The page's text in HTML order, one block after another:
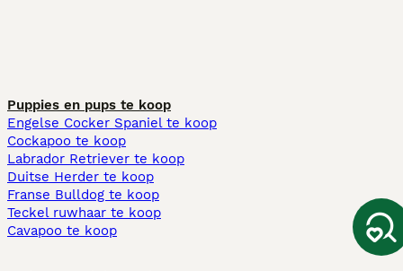
Puppies en pups te koop
Engelse Cocker Spaniel te koop
Cockapoo te koop
Labrador Retriever te koop
Duitse Herder te koop
Franse Bulldog te koop
Teckel ruwhaar te koop
Cavapoo te koop